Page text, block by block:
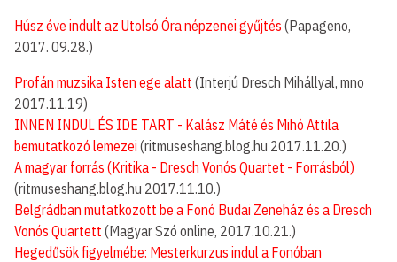
Húsz éve indult az Utolsó Óra népzenei gyűjtés (Papageno,
2017. 09.28.)
Profán muzsika Isten ege alatt (Interjú Dresch Mihállyal, mno
2017.11.19)
INNEN INDUL ÉS IDE TART - Kalász Máté és Mihó Attila
bemutatkozó lemezei (ritmuseshang.blog.hu 2017.11.20.)
A magyar forrás (Kritika - Dresch Vonós Quartet - Forrásból)
(ritmuseshang.blog.hu 2017.11.10.)
Belgrádban mutatkozott be a Fonó Budai Zeneház és a Dresch
Vonós Quartett (Magyar Szó online, 2017.10.21.)
Hegedűsök figyelmébe: Mesterkurzus indul a Fonóban